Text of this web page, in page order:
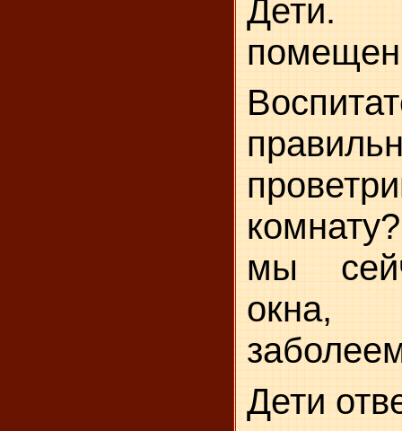
Дети.
мы
окна,
Дети